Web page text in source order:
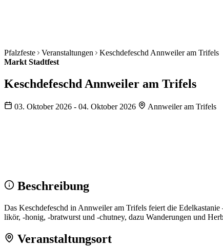
Pfalzfeste Veranstaltungen
Keschdefeschd Annweiler am Trifels
Markt Stadtfest
Keschdefeschd Annweiler am Trifels
03. Oktober 2026 - 04. Oktober 2026 Annweiler am Trifels
Beschreibung
Das Keschdefeschd in Annweiler am Trifels feiert die
likör, -honig, -bratwurst und -chutney, dazu Wanderungen und
Veranstaltungsort